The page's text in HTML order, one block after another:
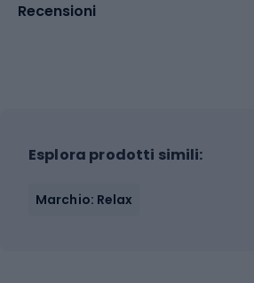
Recensioni
Esplora prodotti simili:
Marchio: Relax